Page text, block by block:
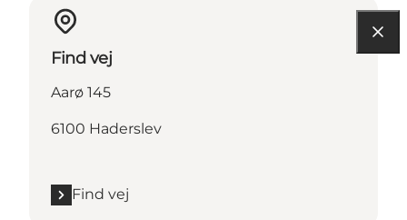
Find vej
Aarø 145
6100 Haderslev
Find vej